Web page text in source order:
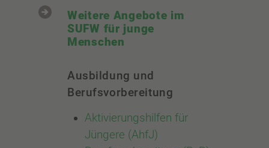
Weitere Angebote im
SUFW für junge
Menschen
Ausbildung und
Berufsvorbereitung
Aktivierungshilfen für
Jüngere (AhfJ)